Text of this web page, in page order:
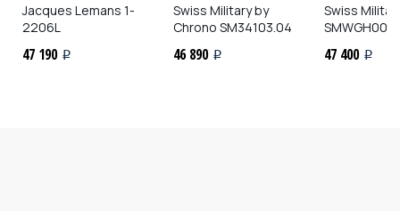
Jacques Lemans 1-
2206L
47 190 i
Swiss Military by
Chrono SM34103.04
46 890 i
Swiss
47 400 i